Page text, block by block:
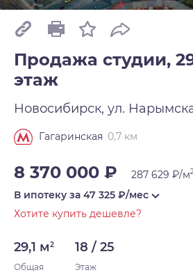
Продажа студии,
этаж
Новосибирск, ул.
Гагаринская 0,7 км
8 370 000 ₽ 287 629 ₽/м2
В ипотеку за 47 325 ₽/мес
Хотите купить дешевле?
29,1 м2
Общая
18 / 25
Этаж